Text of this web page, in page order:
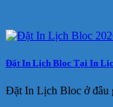
Đặt In Lịch Bloc Tại In
Đặt In Lịch Bloc ở đâu